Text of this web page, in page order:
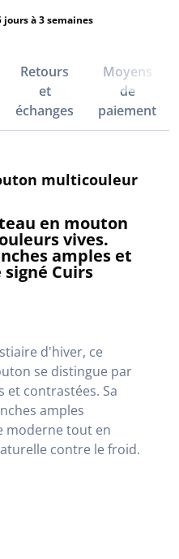
jours à 3 semaines
Retours
et
échanges
Moyens
de
paiement
multicouleur
en mouton
vives.
amples et
Cuirs
d'hiver, ce
se distingue par
et contrastées. Sa
amples
moderne tout en
contre le froid.